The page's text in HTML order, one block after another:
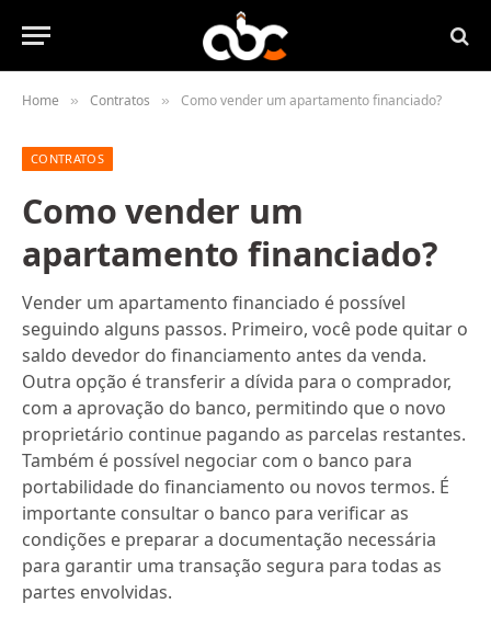
Home » Contratos » Como vender um apartamento financiado?
CONTRATOS
Como vender um
apartamento financiado?
Vender um apartamento financiado é possível
seguindo alguns passos. Primeiro, você pode quitar o
saldo devedor do financiamento antes da venda.
Outra opção é transferir a dívida para o comprador,
com a aprovação do banco, permitindo que o novo
proprietário continue pagando as parcelas restantes.
Também é possível negociar com o banco para
portabilidade do financiamento ou novos termos. É
importante consultar o banco para verificar as
condições e preparar a documentação necessária
para garantir uma transação segura para todas as
partes envolvidas.